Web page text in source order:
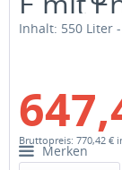
Inhalt: 550 Liter
Bruttopreis: 770,42 €
Merken